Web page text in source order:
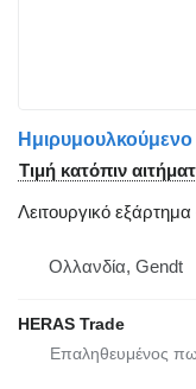
Τιμή κατόπιν
Λειτουργικό
Ολλανδία, Gendt
HERAS Trade